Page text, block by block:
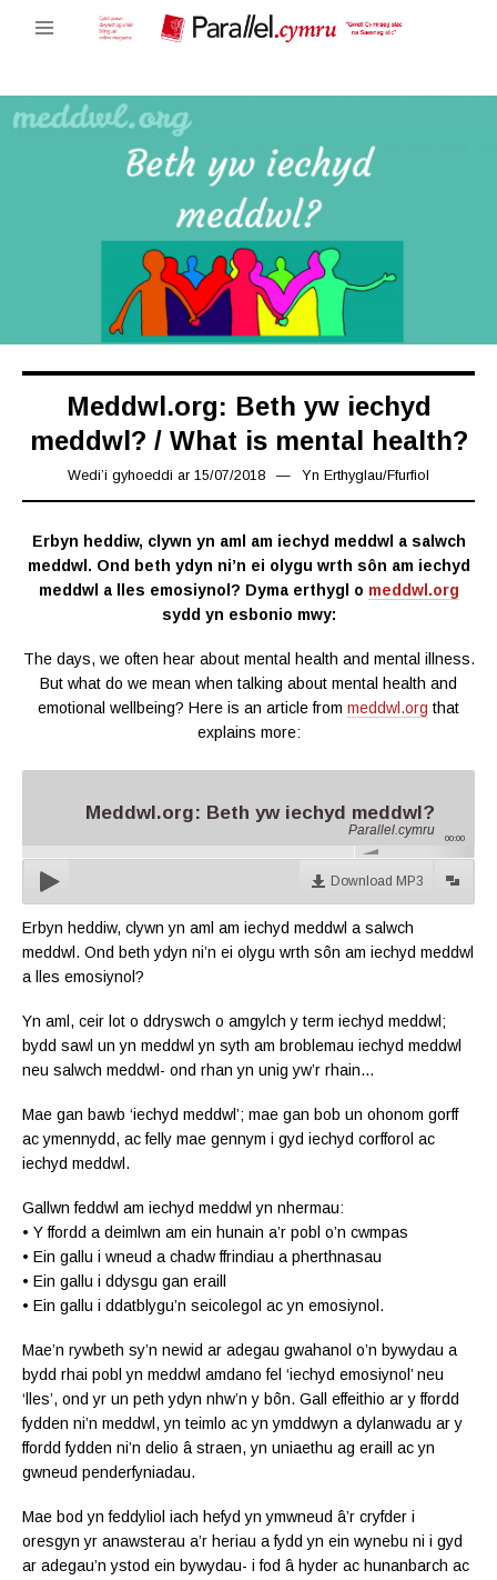
Meddwl.org: Beth yw iechyd
meddwl? / What is mental health?
Wedi’i gyhoeddi ar 15/07/2018 16/03/2019
Yn Erthyglau/Ffurfiol
Erbyn heddiw, clywn yn aml am iechyd meddwl a salwch
meddwl. Ond beth ydyn ni’n ei olygu wrth sôn am iechyd
meddwl a lles emosiynol? Dyma erthygl o meddwl.org
sydd yn esbonio mwy:
The days, we often hear about mental health and mental illness.
But what do we mean when talking about mental health and
emotional wellbeing? Here is an article from meddwl.org that
explains more:
Meddwl.org: Beth yw iechyd meddwl?
Parallel.cymru
00:00
Download MP3
Erbyn heddiw, clywn yn aml am iechyd meddwl a salwch
meddwl. Ond beth ydyn ni’n ei olygu wrth sôn am iechyd meddwl
a lles emosiynol?
Yn aml, ceir lot o ddryswch o amgylch y term iechyd meddwl;
bydd sawl un yn meddwl yn syth am broblemau iechyd meddwl
neu salwch meddwl- ond rhan yn unig yw’r rhain…
Mae gan bawb ‘iechyd meddwl’; mae gan bob un ohonom gorff
ac ymennydd, ac felly mae gennym i gyd iechyd corfforol ac
iechyd meddwl.
Gallwn feddwl am iechyd meddwl yn nhermau:
• Y ffordd a deimlwn am ein hunain a’r pobl o’n cwmpas
• Ein gallu i wneud a chadw ffrindiau a pherthnasau
• Ein gallu i ddysgu gan eraill
• Ein gallu i ddatblygu’n seicolegol ac yn emosiynol.
Mae’n rywbeth sy’n newid ar adegau gwahanol o’n bywydau a
bydd rhai pobl yn meddwl amdano fel ‘iechyd emosiynol’ neu
‘lles’, ond yr un peth ydyn nhw’n y bôn. Gall effeithio ar y ffordd
fydden ni’n meddwl, yn teimlo ac yn ymddwyn a dylanwadu ar y
ffordd fydden ni’n delio â straen, yn uniaethu ag eraill ac yn
gwneud penderfyniadau.
Mae bod yn feddyliol iach hefyd yn ymwneud â’r cryfder i
oresgyn yr anawsterau a’r heriau a fydd yn ein wynebu ni i gyd
ar adegau’n ystod ein bywydau- i fod â hyder ac hunanbarch ac